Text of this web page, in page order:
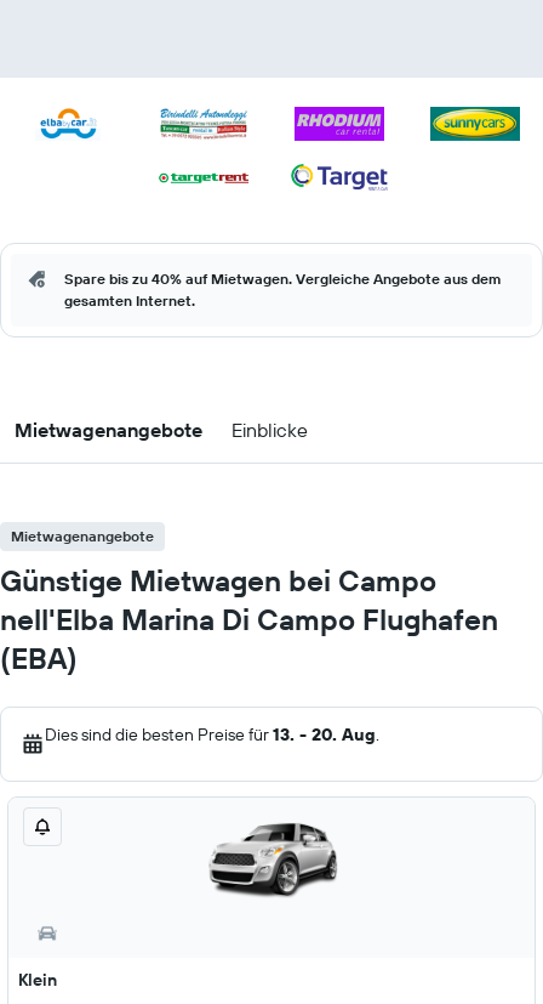
Spare bis zu 40% auf Mietwagen. Vergleiche Angebote aus dem
gesamten Internet.
Mietwagenangebote Einblicke
Mietwagenangebote
Günstige Mietwagen bei Campo
nell'Elba Marina Di Campo Flughafen
(EBA)
Dies sind die besten Preise für13. - 20. Aug.
Klein